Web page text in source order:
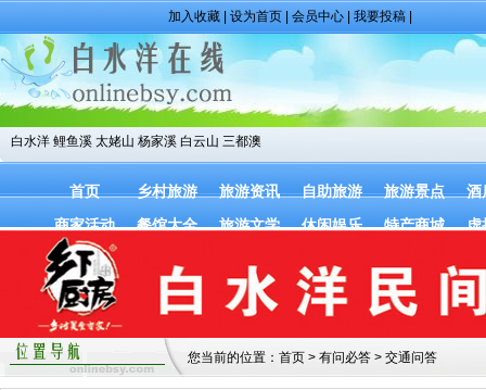
加入收藏 设为首页 会员中心 我要投稿
白水洋 鲤鱼溪 太姥山 杨家溪 白云山 三都澳
首页 乡村旅游 旅游资讯 自助旅游 旅游景点
酒
商家活动
餐馆大全 旅游文学 休闲娱乐 特产商城 虚
您当前的位置： 首页 > 有问必答 > 交通问答